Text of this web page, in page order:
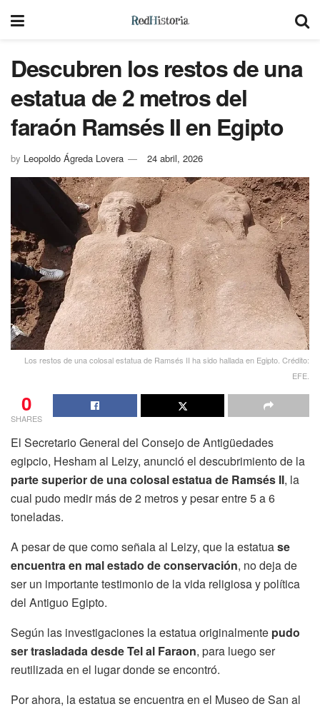
Descubren los restos de una
estatua de 2 metros del
faraón Ramsés II en Egipto
by Leopoldo Ágreda Lovera 24 abril, 2026
Los restos de una colosal estatua de Ramsés II ha sido hallada en Egipto. Crédito:
EFE.
0
SHARES
El Secretario General del Consejo de Antigüedades
egipcio, Hesham al Leizy, anunció el descubrimiento de la
parte superior de una colosal estatua de Ramsés II, la
cual pudo medir más de 2 metros y pesar entre 5 a 6
toneladas.
A pesar de que como señala al Leizy, que la estatuase
encuentra en mal estado de conservación, no deja de
ser un importante testimonio de la vida religiosa y política
del Antiguo Egipto.
Según las investigaciones la estatua originalmente pudo
ser trasladada desde Tel al Faraon, para luego ser
reutilizada en el lugar donde se encontró.
Por ahora, la estatua se encuentra en el Museo de San al